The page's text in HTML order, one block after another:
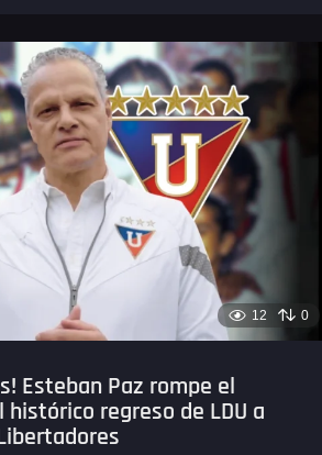
e
e
s
a
g
o
12 0
Esteban Paz rompe el
regreso de LDU a